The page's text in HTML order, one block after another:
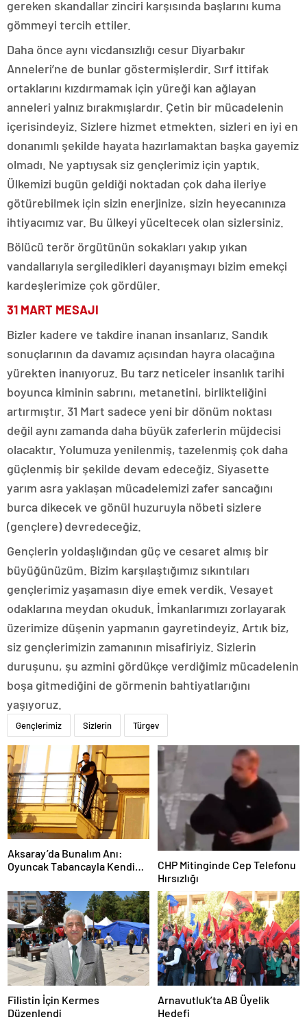
gereken skandallar zinciri karşısında başlarını kuma
gömmeyi tercih ettiler.
Daha önce aynı vicdansızlığı cesur Diyarbakır
Anneleri’ne de bunlar göstermişlerdir. Sırf ittifak
ortaklarını kızdırmamak için yüreği kan ağlayan
anneleri yalnız bırakmışlardır. Çetin bir mücadelenin
içerisindeyiz. Sizlere hizmet etmekten, sizleri en iyi en
donanımlı şekilde hayata hazırlamaktan başka gayemiz
olmadı. Ne yaptıysak siz gençlerimiz için yaptık.
Ülkemizi bugün geldiği noktadan çok daha ileriye
götürebilmek için sizin enerjinize, sizin heyecanınıza
ihtiyacımız var. Bu ülkeyi yüceltecek olan sizlersiniz.
Bölücü terör örgütünün sokakları yakıp yıkan
vandallarıyla sergiledikleri dayanışmayı bizim emekçi
kardeşlerimize çok gördüler.
31 MART MESAJI
Bizler kadere ve takdire inanan insanlarız. Sandık
sonuçlarının da davamız açısından hayra olacağına
yürekten inanıyoruz. Bu tarz neticeler insanlık tarihi
boyunca kiminin sabrını, metanetini, birlikteliğini
artırmıştır. 31 Mart sadece yeni bir dönüm noktası
değil aynı zamanda daha büyük zaferlerin müjdecisi
olacaktır. Yolumuza yenilenmiş, tazelenmiş çok daha
güçlenmiş bir şekilde devam edeceğiz. Siyasette
yarım asra yaklaşan mücadelemizi zafer sancağını
burca dikecek ve gönül huzuruyla nöbeti sizlere
(gençlere) devredeceğiz.
Gençlerin yoldaşlığından güç ve cesaret almış bir
büyüğünüzüm. Bizim karşılaştığımız sıkıntıları
gençlerimiz yaşamasın diye emek verdik. Vesayet
odaklarına meydan okuduk. İmkanlarımızı zorlayarak
üzerimize düşenin yapmanın gayretindeyiz. Artık biz,
siz gençlerimizin zamanının misafiriyiz. Sizlerin
duruşunu, şu azmini gördükçe verdiğimiz mücadelenin
boşa gitmediğini de görmenin bahtiyatlarığını
yaşıyoruz.
Gençlerimiz Sizlerin Türgev
Aksaray’da Bunalım Anı:
Oyuncak Tabancayla Kendine
CHP Mitinginde Cep Telefonu
Hırsızlığı
Filistin İçin Kermes
Düzenlendi
Arnavutluk’ta AB Üyelik
Hedefi